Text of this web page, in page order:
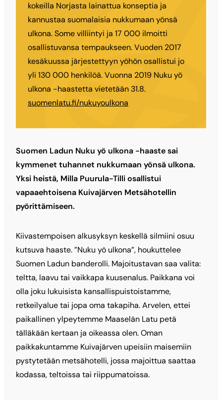
kokeilla Norjasta lainattua konseptia ja
kannustaa suomalaisia nukkumaan yönsä
ulkona. Some villiintyi ja 17 000 ilmoitti
osallistuvansa tempaukseen. Vuoden 2017
kesäkuussa järjestettyyn yöhön osallistui jo
yli 130 000 henkilöä. Vuonna 2019 Nuku yö
ulkona -haastetta vietetään 31.8.
suomenlatu.fi/nukuyoulkona
Suomen Ladun Nuku yö ulkona -haaste sai
kymmenet tuhannet nukkumaan yönsä ulkona.
Yksi heistä, Milla Puurula-Tilli osallistui
vapaaehtoisena Kuivajärven Metsähotellin
pyörittämiseen.
Kiivastempoisen alkusyksyn keskellä silmiini osuu
kutsuva haaste. ”Nuku yö ulkona”, houkuttelee
Suomen Ladun banderolli. Majoitustavan saa valita:
teltta, laavu tai vaikkapa kuusenalus. Paikkana voi
olla joku lukuisista kansallispuistoistamme,
retkeilyalue tai jopa oma takapiha. Arvelen, ettei
paikallinen ylpeytemme Maaselän Latu petä
tälläkään kertaan ja oikeassa olen. Oman
paikkakuntamme Kuivajärven upeisiin maisemiin
pystytetään metsähotelli, jossa majoittua saattaa
kodassa, teltoissa tai riippumatoissa.